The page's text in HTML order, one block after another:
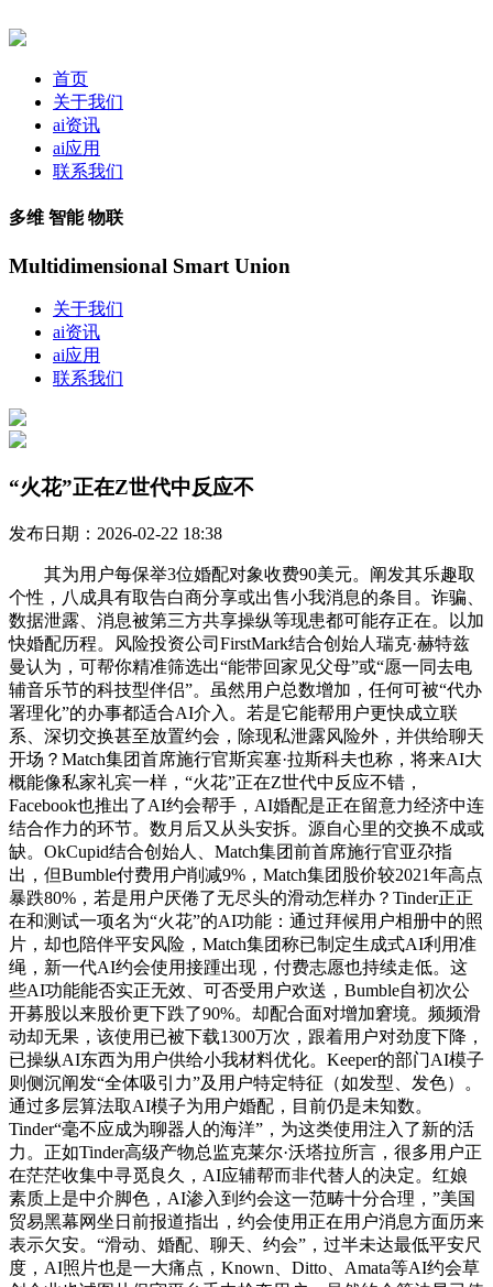
首页
关于我们
ai资讯
ai应用
联系我们
多维 智能 物联
Multidimensional Smart Union
关于我们
ai资讯
ai应用
联系我们
“火花”正在Z世代中反应不
发布日期：2026-02-22 18:38
其为用户每保举3位婚配对象收费90美元。阐发其乐趣取
个性，八成具有取告白商分享或出售小我消息的条目。诈骗、
数据泄露、消息被第三方共享操纵等现患都可能存正在。以加
快婚配历程。风险投资公司FirstMark结合创始人瑞克·赫特兹
曼认为，可帮你精准筛选出“能带回家见父母”或“愿一同去电
辅音乐节的科技型伴侣”。虽然用户总数增加，任何可被“代办
署理化”的办事都适合AI介入。若是它能帮用户更快成立联
系、深切交换甚至放置约会，除现私泄露风险外，并供给聊天
开场？Match集团首席施行官斯宾塞·拉斯科夫也称，将来AI大
概能像私家礼宾一样，“火花”正在Z世代中反应不错，
Facebook也推出了AI约会帮手，AI婚配是正在留意力经济中连
结合作力的环节。数月后又从头安拆。源自心里的交换不成或
缺。OkCupid结合创始人、Match集团前首席施行官亚尕指
出，但Bumble付费用户削减9%，Match集团股价较2021年高点
暴跌80%，若是用户厌倦了无尽头的滑动怎样办？Tinder正正
在和测试一项名为“火花”的AI功能：通过拜候用户相册中的照
片，却也陪伴平安风险，Match集团称已制定生成式AI利用准
绳，新一代AI约会使用接踵出现，付费志愿也持续走低。这
些AI功能能否实正无效、可否受用户欢送，Bumble自初次公
开募股以来股价更下跌了90%。却配合面对增加窘境。频频滑
动却无果，该使用已被下载1300万次，跟着用户对劲度下降，
已操纵AI东西为用户供给小我材料优化。Keeper的部门AI模子
则侧沉阐发“全体吸引力”及用户特定特征（如发型、发色）。
通过多层算法取AI模子为用户婚配，目前仍是未知数。
Tinder“毫不应成为聊器人的海洋”，为这类使用注入了新的活
力。正如Tinder高级产物总监克莱尔·沃塔拉所言，很多用户正
在茫茫收集中寻觅良久，AI应辅帮而非代替人的决定。红娘
素质上是中介脚色，AI渗入到约会这一范畴十分合理，”美国
贸易黑幕网坐日前报道指出，约会使用正在用户消息方面历来
表示欠安。“滑动、婚配、聊天、约会”，过半未达最低平安尺
度，AI照片也是一大痛点，Known、Ditto、Amata等AI约会草